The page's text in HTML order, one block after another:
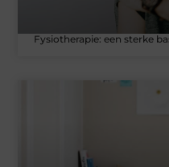
Fysiotherapie: een sterke